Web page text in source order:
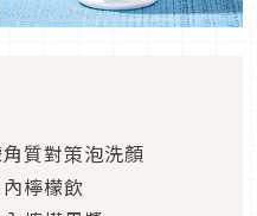
質對策泡洗顏
檸檬飲